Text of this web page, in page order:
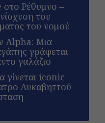
Ρέθυμνο –
του
του νομού
Alpha: Μια
γράφεται
γαλάζιο
iconic
Λυκαβηττού